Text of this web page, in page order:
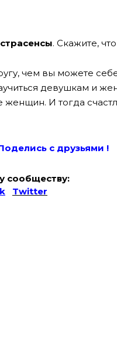
. Скажите,
чем вы можете
девушкам и
И тогда
лись с друзьями !
сообществу:
Twitter